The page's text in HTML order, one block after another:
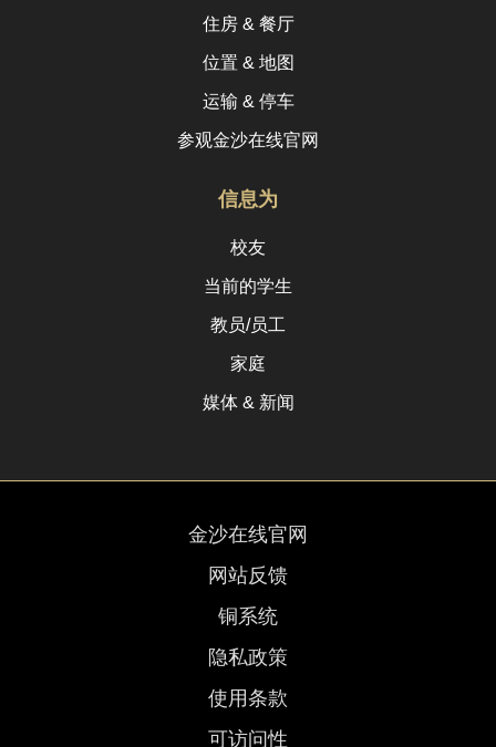
住房 & 餐厅
位置 & 地图
运输 & 停车
参观金沙在线官网
信息为
校友
当前的学生
教员/员工
家庭
媒体 & 新闻
金沙在线官网
网站反馈
铜系统
隐私政策
使用条款
可访问性